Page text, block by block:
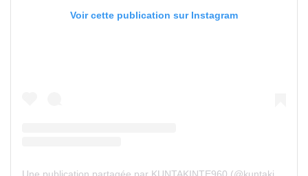
Voir cette publication sur Instagram